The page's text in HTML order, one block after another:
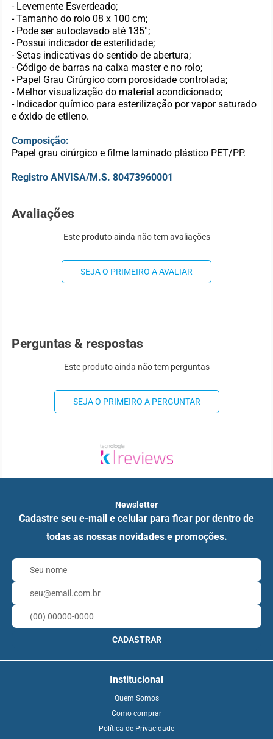
- Levemente Esverdeado;
- Tamanho do rolo 08 x 100 cm;
- Pode ser autoclavado até 135°;
- Possui indicador de esterilidade;
- Setas indicativas do sentido de abertura;
- Código de barras na caixa master e no rolo;
- Papel Grau Cirúrgico com porosidade controlada;
- Melhor visualização do material acondicionado;
- Indicador químico para esterilização por vapor saturado
e óxido de etileno.
Composição:
Papel grau cirúrgico e filme laminado plástico PET/PP.
Registro ANVISA/M.S. 80473960001
Avaliações
Este produto ainda não tem avaliações
SEJA O PRIMEIRO A AVALIAR
Perguntas & respostas
Este produto ainda não tem perguntas
SEJA O PRIMEIRO A PERGUNTAR
Newsletter
Cadastre seu e-mail e celular para ficar por dentro de
todas as nossas novidades e promoções.
CADASTRAR
Institucional
Quem Somos
Como comprar
Política de Privacidade